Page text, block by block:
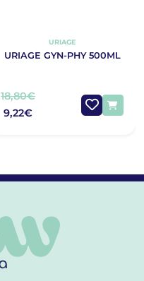
URIAGE
URIAGE GYN-PHY 500ML
18,80€
9,22€